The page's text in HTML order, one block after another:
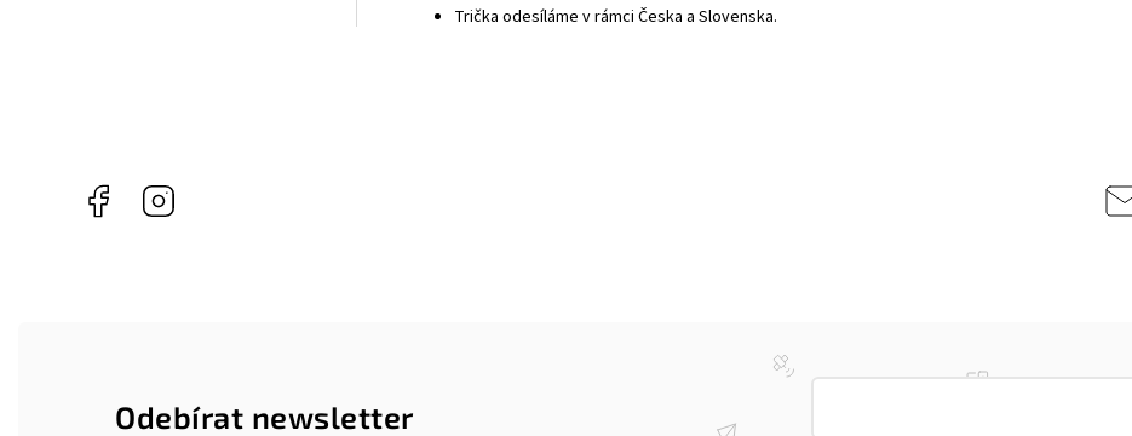
Trička odesíláme v rámci Česka a Slovenska.
Facebook
Odebírat newsletter